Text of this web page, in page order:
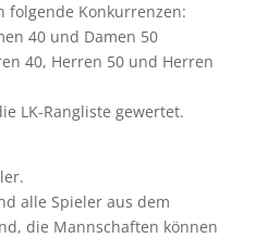
folgende Konkurrenzen:
40 und Damen 50
40, Herren 50 und Herren
LK-Rangliste gewertet.
alle Spieler aus dem
die Mannschaften können